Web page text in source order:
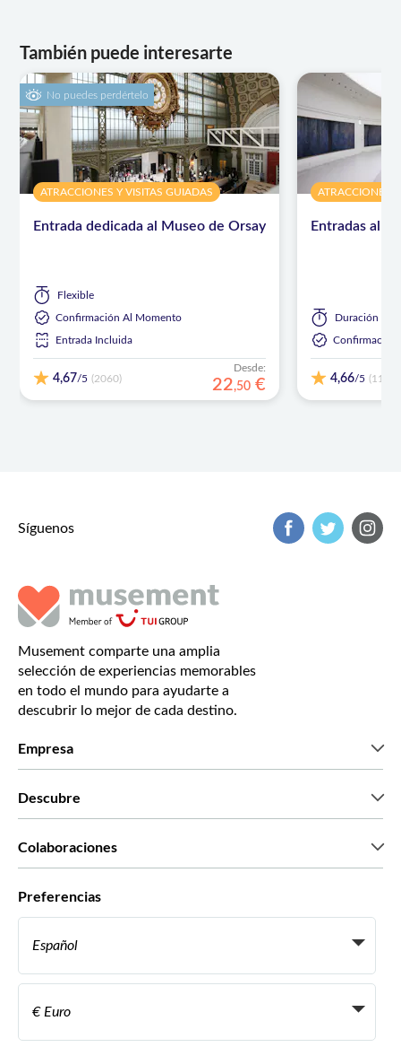
También puede interesarte
No puedes perdértelo
ATRACCIONES Y VISITAS GUIADAS
Entrada dedicada al Museo de Orsay
Flexible
Confirmación Al Momento
Entrada Incluida
4,67/5 (2060)
Desde:
22,50 €
ATRACCIONES
Entradas al
Duración
Confirmación
4,66/5 (1102)
Síguenos
Musement comparte una amplia
selección de experiencias memorables
en todo el mundo para ayudarte a
descubrir lo mejor de cada destino.
Empresa
Descubre
Colaboraciones
Conviértete en proveedor
Become a Distribution Partner
Preferencias
Español
Italiano
Français
Español
€ Euro